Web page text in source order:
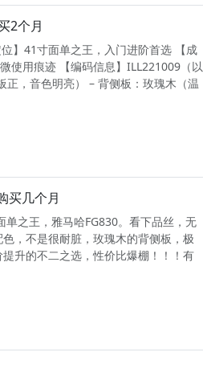
2个月
】41寸面单之王，入门进阶首选 【成
使用痕迹 【编码信息】ILL221009（以
，音色明亮） – 背侧板：玫瑰木（温
买几个月
之王，雅马哈FG830。看下品丝，无
，不是很耐脏，玫瑰木的背侧板，极
升的不二之选，性价比爆棚！！！有